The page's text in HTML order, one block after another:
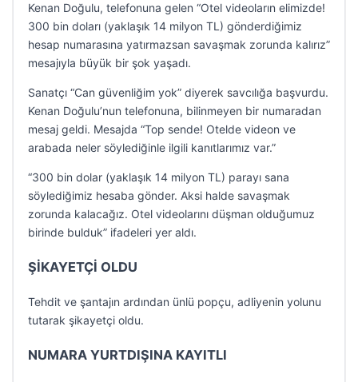
Kenan Doğulu, telefonuna gelen “Otel videoların elimizde!
300 bin doları (yaklaşık 14 milyon TL) gönderdiğimiz
hesap numarasına yatırmazsan savaşmak zorunda kalırız”
mesajıyla büyük bir şok yaşadı.
Sanatçı “Can güvenliğim yok” diyerek savcılığa başvurdu.
Kenan Doğulu’nun telefonuna, bilinmeyen bir numaradan
mesaj geldi. Mesajda “Top sende! Otelde videon ve
arabada neler söylediğinle ilgili kanıtlarımız var.”
“300 bin dolar (yaklaşık 14 milyon TL) parayı sana
söylediğimiz hesaba gönder. Aksi halde savaşmak
zorunda kalacağız. Otel videolarını düşman olduğumuz
birinde bulduk” ifadeleri yer aldı.
ŞİKAYETÇİ OLDU
Tehdit ve şantajın ardından ünlü popçu, adliyenin yolunu
tutarak şikayetçi oldu.
NUMARA YURTDIŞINA KAYITLI